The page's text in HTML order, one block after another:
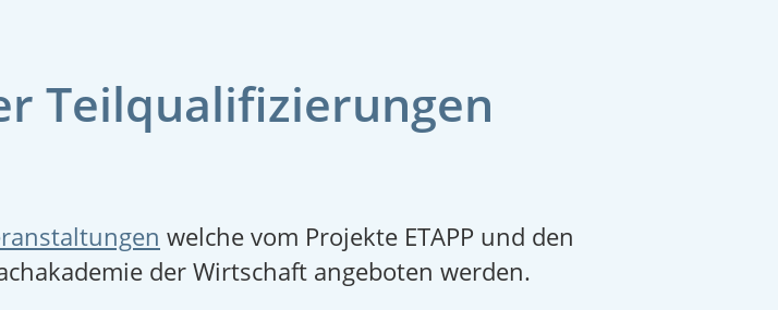
Teilqualifizierungen
welche vom Projekte ETAPP und den
der Wirtschaft angeboten werden.